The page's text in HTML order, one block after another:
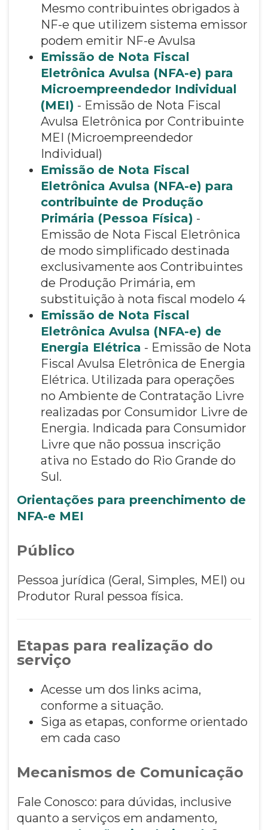
Mesmo contribuintes obrigados à
NF-e que utilizem sistema emissor
podem emitir NF-e Avulsa
Emissão de Nota Fiscal
Eletrônica Avulsa (NFA-e) para
Microempreendedor Individual
(MEI) - Emissão de Nota Fiscal
Avulsa Eletrônica por Contribuinte
MEI (Microempreendedor
Individual)
Emissão de Nota Fiscal
Eletrônica Avulsa (NFA-e) para
contribuinte de Produção
Primária (Pessoa Física) -
Emissão de Nota Fiscal Eletrônica
de modo simplificado destinada
exclusivamente aos Contribuintes
de Produção Primária, em
substituição à nota fiscal modelo 4
Emissão de Nota Fiscal
Eletrônica Avulsa (NFA-e) de
Energia Elétrica - Emissão de Nota
Fiscal Avulsa Eletrônica de Energia
Elétrica. Utilizada para operações
no Ambiente de Contratação Livre
realizadas por Consumidor Livre de
Energia. Indicada para Consumidor
Livre que não possua inscrição
ativa no Estado do Rio Grande do
Sul.
Orientações para preenchimento de
NFA-e MEI
Público
Pessoa jurídica (Geral, Simples, MEI) ou
Produtor Rural pessoa física.
Etapas para realização do
serviço
Acesse um dos links acima,
conforme a situação.
Siga as etapas, conforme orientado
em cada caso
Mecanismos de Comunicação
Fale Conosco: para dúvidas, inclusive
quanto a serviços em andamento,